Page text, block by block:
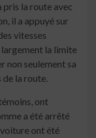
pris la route avec
il a appuyé sur
vitesses
largement la limite
non seulement sa
de la route.
ont
a été arrêté
ont été